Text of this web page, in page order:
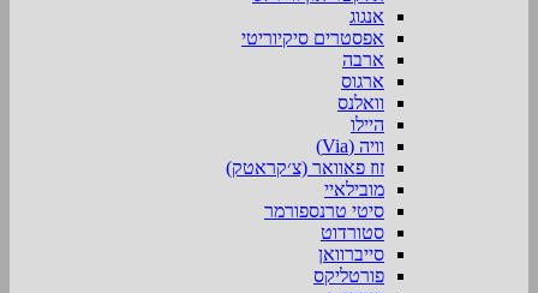
אנגוג
אפסטרים סיקיוריטי
ארבה
ארגוס
וואלנס
היילו
וויה (Via)
זוז פאוואר (צ׳קראטק)
מובילאיי
סיטי טרנספורמר
סטורדוט
סייברוואן
פורטליקס